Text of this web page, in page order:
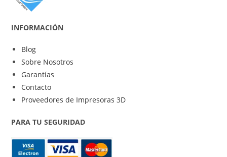
INFORMACIÓN
Blog
Sobre Nosotros
Garantías
Contacto
Proveedores de Impresoras 3D
PARA TU SEGURIDAD